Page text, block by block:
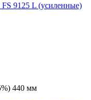
9125 L (усиленные)​
440 мм